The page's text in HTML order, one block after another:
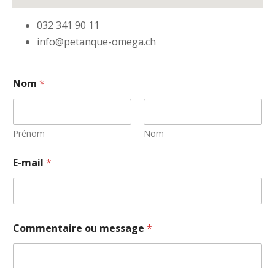
032 341 90 11
info@petanque-omega.ch
Nom *
Prénom Nom
E-mail *
Commentaire ou message *